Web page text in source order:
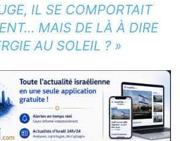
IL SE COMPORTAIT
MAIS DE LÀ À DIRE
AU SOLEIL ? »